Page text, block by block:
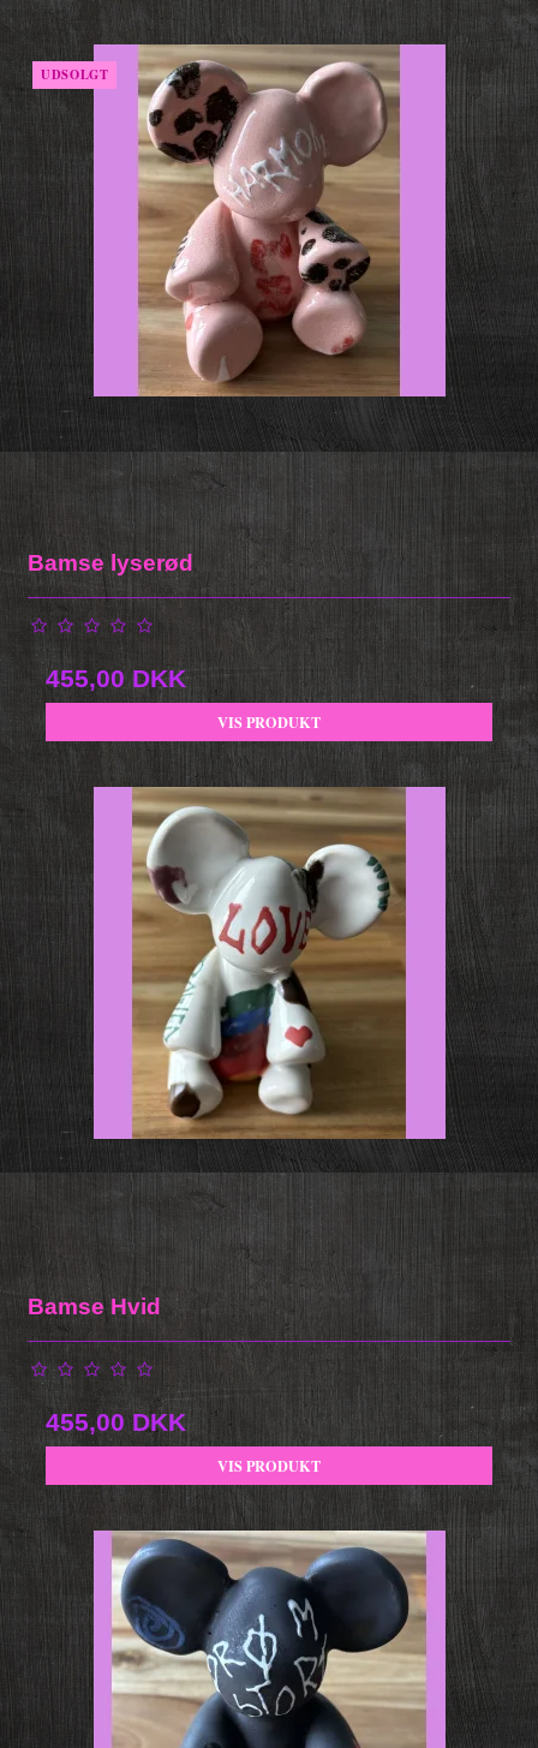
UDSOLGT
Bamse lyserød
455,00 DKK
VIS PRODUKT
Bamse Hvid
455,00 DKK
VIS PRODUKT